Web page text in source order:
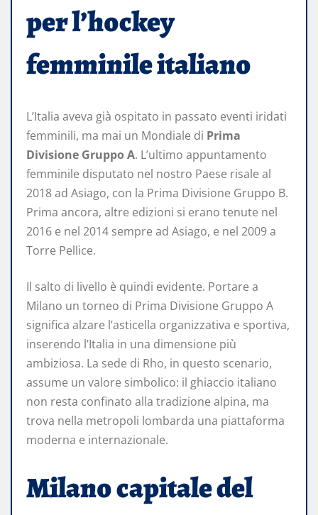
per l’hockey
femminile italiano
L’Italia aveva già ospitato in passato eventi iridati
femminili, ma mai un Mondiale di Prima
Divisione Gruppo A. L’ultimo appuntamento
femminile disputato nel nostro Paese risale al
2018 ad Asiago, con la Prima Divisione Gruppo B.
Prima ancora, altre edizioni si erano tenute nel
2016 e nel 2014 sempre ad Asiago, e nel 2009 a
Torre Pellice.
Il salto di livello è quindi evidente. Portare a
Milano un torneo di Prima Divisione Gruppo A
significa alzare l’asticella organizzativa e sportiva,
inserendo l’Italia in una dimensione più
ambiziosa. La sede di Rho, in questo scenario,
assume un valore simbolico: il ghiaccio italiano
non resta confinato alla tradizione alpina, ma
trova nella metropoli lombarda una piattaforma
moderna e internazionale.
Milano capitale del